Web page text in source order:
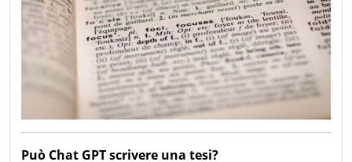
Può Chat GPT scrivere una tesi?